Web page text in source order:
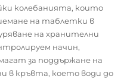
колебанията, които
на таблетки в
на хранителни
начин,
за поддържане на
в кръвта, което води до